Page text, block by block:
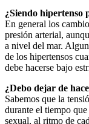
¿Siendo hipertenso
En general los
presión arterial,
a nivel del mar.
de los hipertensos
debe hacerse bajo
¿Debo dejar de
Sabemos que la
durante el tiempo
sexual, al ritmo de